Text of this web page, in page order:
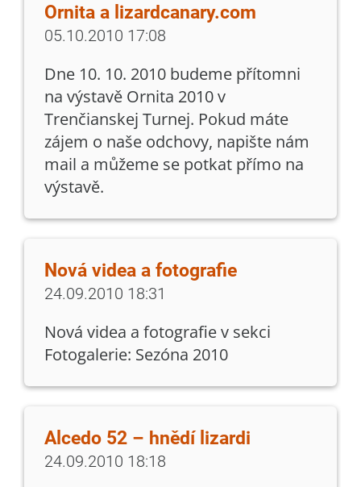
Ornita a lizardcanary.com
05.10.2010 17:08
Dne 10. 10. 2010 budeme přítomni
na výstavě Ornita 2010 v
Trenčianskej Turnej. Pokud máte
zájem o naše odchovy, napište nám
mail a můžeme se potkat přímo na
výstavě.
Nová videa a fotografie
24.09.2010 18:31
Nová videa a fotografie v sekci
Fotogalerie: Sezóna 2010
Alcedo 52 – hnědí lizardi
24.09.2010 18:18